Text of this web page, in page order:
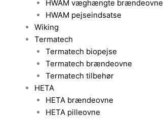
HWAM væghængte brændeovne
HWAM pejseindsatse
Wiking
Termatech
Termatech biopejse
Termatech brændeovne
Termatech tilbehør
HETA
HETA brændeovne
HETA pilleovne